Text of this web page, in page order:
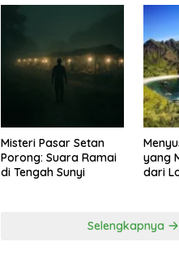
Misteri Pasar Setan
Porong: Suara Ramai
di Tengah Sunyi
yang
dari
Selengkapnya